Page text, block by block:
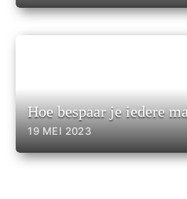
Hoe bespaar je iedere
19 MEI 2023